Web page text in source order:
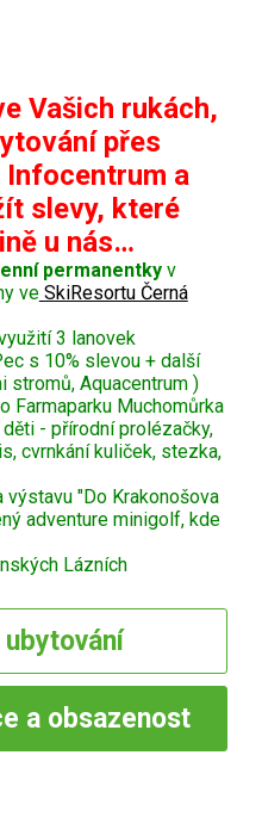
Vašich rukách,
přes
a
slevy, které
u nás…
permanentkyv
veSkiResortu Černá
3 lanovek
s 10% slevou + další
stromů, Aquacentrum )
Farmaparku Muchomůrka
- přírodní prolézačky,
cvrnkání kuliček, stezka,
výstavu "Do Krakonošova
adventure minigolf, kde
Lázních
ubytování
a obsazenost